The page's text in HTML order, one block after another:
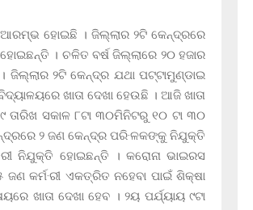
ଆରମ୍ଭ ହୋଇଛି । ଜିଲ୍ଲାର ୨ଟି କେନ୍ଦ୍ରରେ
। ଚଳିତ ବର୍ଷ ଜିଲ୍ଲାରେ ୨୦ ହଜାର
ଜିଲ୍ଲାର ୨ଟି କେନ୍ଦ୍ର ଯଥା ପଟ୍ଟାମୁଣ୍ଡାଇ
ଖାତା ଦେଖା ହେଉଛି । ଆଜି ଖାତା
ସକାଳ ୮ଟା ୩୦ମିନିଟରୁ ୧୦ ଟା ୩୦
୨ ଜଣ କେନ୍ଦ୍ର ପରି·ଳକଙ୍କୁ ନିଯୁକ୍ତି
ନିଯୁକ୍ତି ହୋଇଛନ୍ତି । କରୋନା ଭାଇରସ
କର୍ମ·ରୀ ଏକତ୍ରିତ ନହେବା ପାଇଁ ଶିକ୍ଷା
ଖାତା ଦେଖା ହେବ । ୨ୟ ପର୍ଯ୍ୟାୟ ୯ଟା